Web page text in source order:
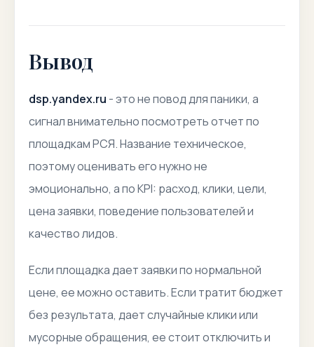
Вывод
dsp.yandex.ru - это не повод для паники, а
сигнал внимательно посмотреть отчет по
площадкам РСЯ. Название техническое,
поэтому оценивать его нужно не
эмоционально, а по KPI: расход, клики, цели,
цена заявки, поведение пользователей и
качество лидов.
Если площадка дает заявки по нормальной
цене, ее можно оставить. Если тратит бюджет
без результата, дает случайные клики или
мусорные обращения, ее стоит отключить и